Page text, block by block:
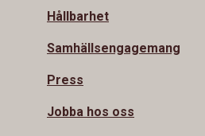
Hållbarhet
Samhällsengagemang
Press
Jobba hos oss